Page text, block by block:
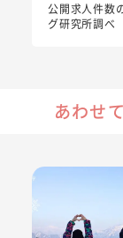
公開求人件数
グ研究所調べ
あわせ
スキー場でか